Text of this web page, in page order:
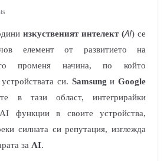
изкуственият интелект (AI) се
елемент от развитието на
променя начина, по който
си. SamsungиGoogle
в тази област, интегрирайки
функции в своите устройства,
силната си репутация, изглежда
за AI.